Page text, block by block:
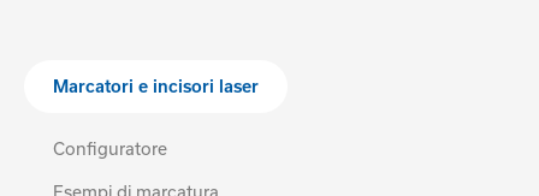
Marcatori e incisori laser
Configuratore
Esempi di marcatura